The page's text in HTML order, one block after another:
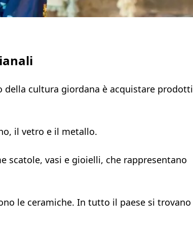
della cultura giordana è acquistare prodotti
il vetro e il metallo.
scatole, vasi e gioielli, che rappresentano
le ceramiche. In tutto il paese si trovano